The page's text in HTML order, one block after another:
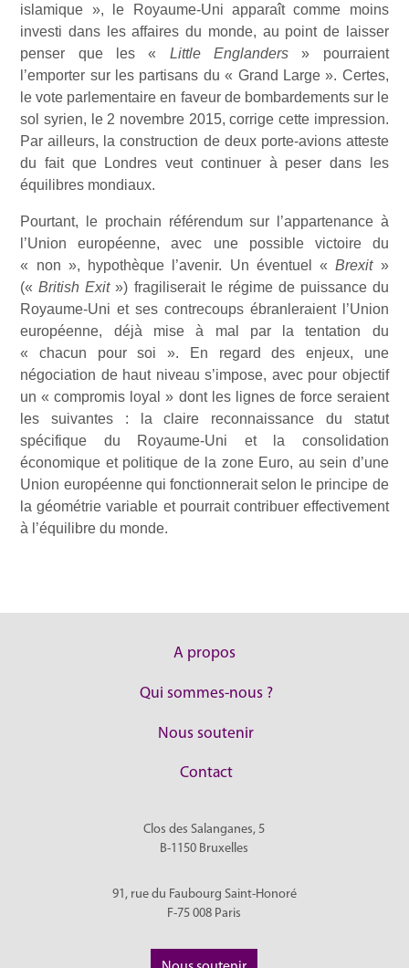
islamique », le Royaume-Uni apparaît comme moins
investi dans les affaires du monde, au point de laisser
penser que les « Little Englanders» pourraient
l’emporter sur les partisans du « Grand Large ». Certes,
le vote parlementaire en faveur de bombardements sur le
sol syrien, le 2 novembre 2015, corrige cette impression.
Par ailleurs, la construction de deux porte-avions atteste
du fait que Londres veut continuer à peser dans les
équilibres mondiaux.
Pourtant, le prochain référendum sur l’appartenance à
l’Union européenne, avec une possible victoire du
« non », hypothèque l’avenir. Un éventuel «Brexit»
(«British Exit») fragiliserait le régime de puissance du
Royaume-Uni et ses contrecoups ébranleraient l’Union
européenne, déjà mise à mal par la tentation du
« chacun pour soi ». En regard des enjeux, une
négociation de haut niveau s’impose, avec pour objectif
un « compromis loyal » dont les lignes de force seraient
les suivantes : la claire reconnaissance du statut
spécifique du Royaume-Uni et la consolidation
économique et politique de la zone Euro, au sein d’une
Union européenne qui fonctionnerait selon le principe de
la géométrie variable et pourrait contribuer effectivement
à l’équilibre du monde.
A propos
Qui sommes-nous ?
Nous soutenir
Contact
Clos des Salanganes, 5
B-1150 Bruxelles
91, rue du Faubourg Saint-Honoré
F-75 008 Paris